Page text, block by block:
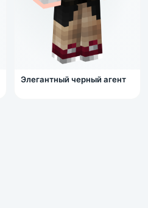
Элегантный черный агент